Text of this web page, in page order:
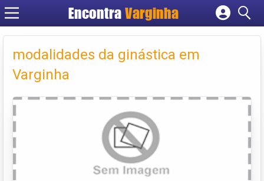
EncontraVarginha
Cadastrar empresa
Criar conta
modalidades da ginástica em
Varginha